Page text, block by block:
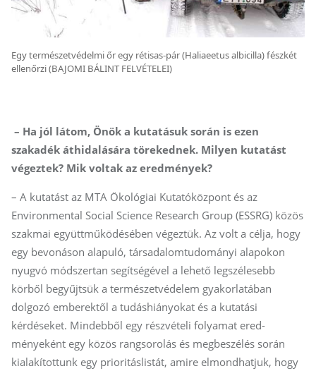
Egy természetvédelmi őr egy rétisas-pár (Haliaeetus albicilla) fészkét
ellenőrzi (BAJOMI BÁLINT FELVÉTELEI)
– Ha jól látom, Önök a kutatásuk során is ezen
szakadék áthidalására törekednek. Milyen kutatást
végeztek? Mik voltak az eredmények?
– A kutatást az MTA Ökológiai Kutatóközpont és az
Environmental Social Science Research Group (ESSRG) közös
szakmai együttműködésében végeztük. Az volt a célja, hogy
egy bevonáson alapuló, társadalomtudományi alapokon
nyugvó módszertan segítségével a lehető legszélesebb
körből begyűjtsük a természetvédelem gyakorlatában
dolgozó emberektől a tudáshiányokat és a kutatási
kérdéseket. Mindebből egy részvételi folyamat ered­
ményeként egy közös rangsorolás és megbeszélés során
kialakítottunk egy prioritáslistát, amire elmondhatjuk, hogy